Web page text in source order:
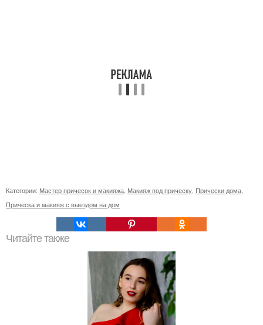
Категории: Мастер причесок и макияжа Макияж под прическу Прически дома
Прическа и макияж с выездом на дом
Читайте также